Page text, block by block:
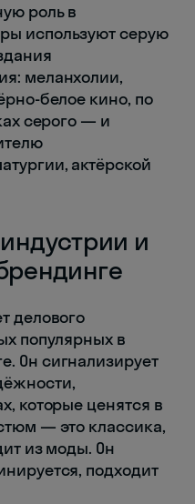
роль в
используют серую
меланхолии,
белое кино, по
серого — и
актёрской
и
делового
популярных в
Он сигнализирует
которые ценятся в
— это классика,
из моды. Он
подходит